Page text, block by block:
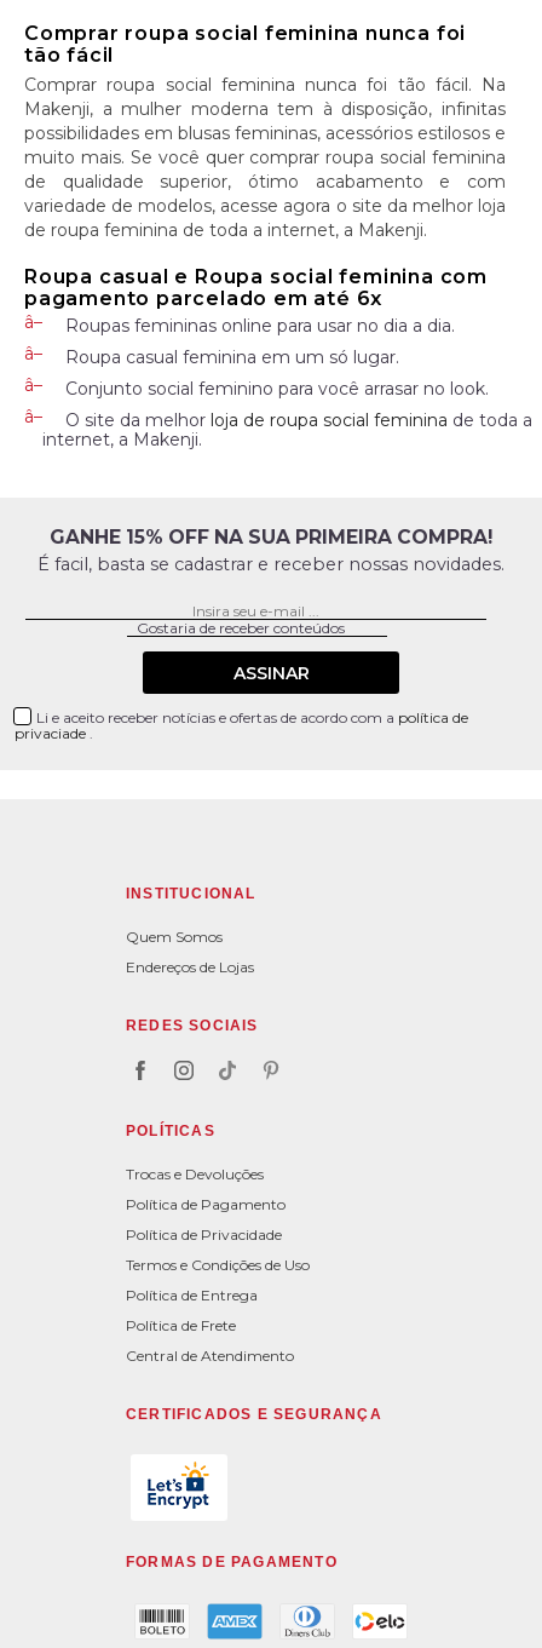
Comprar roupa social feminina nunca foi
tão fácil
Comprar roupa social feminina nunca foi tão fácil. Na
Makenji, a mulher moderna tem à disposição, infinitas
possibilidades em blusas femininas, acessórios estilosos e
muito mais. Se você quer comprar roupa social feminina
de qualidade superior, ótimo acabamento e com
variedade de modelos, acesse agora o site da melhor loja
de roupa feminina de toda a internet, a Makenji.
Roupa casual e Roupa social feminina com
pagamento parcelado em até 6x
Roupas femininas online para usar no dia a dia.
Roupa casual feminina em um só lugar.
Conjunto social feminino para você arrasar no look.
O site da melhor loja de roupa social feminina de toda a
internet, a Makenji.
GANHE 15% OFF NA SUA PRIMEIRA COMPRA!
É facil, basta se cadastrar e receber nossas novidades.
ASSINAR
Li e aceito receber notícias e ofertas de acordo com a política de
privaciade .
INSTITUCIONAL
Quem Somos
Endereços de Lojas
REDES SOCIAIS
POLÍTICAS
Trocas e Devoluções
Política de Pagamento
Política de Privacidade
Termos e Condições de Uso
Política de Entrega
Política de Frete
Central de Atendimento
CERTIFICADOS E SEGURANÇA
FORMAS DE PAGAMENTO